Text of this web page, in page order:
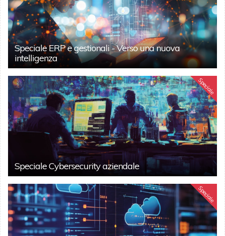
Speciale ERP e gestionali - Verso una nuova
intelligenza
Speciale
Speciale Cybersecurity aziendale
Speciale